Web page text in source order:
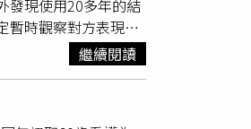
半早已利用偽造證件
求，朱女表示，她認
不應再被使用，同時
質疑醫院是否在審查
證及結婚證正本，
或進行試管嬰兒療
違反他的意願。
發現使用20多年的結
暫時觀察對方表現，
生活20多年，期間育
跳舞，丈夫便因吃
一家人能維持完
工作人員查驗資料
繼續閱讀